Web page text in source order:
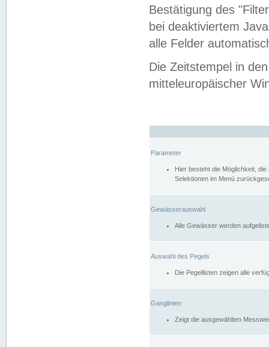
Bestätigung des
bei deaktiviertem
alle Felder
Die Zeitstempel in
mitteleuropäischer
Parameter
Hier besteht die Möglichkeit,
Selektionen im Menü
Gewässerauswahl
Alle Gewässer werden
Auswahl des Pegels
Die Pegellisten zeigen alle
Ganglinien
Zeigt die ausgewählten